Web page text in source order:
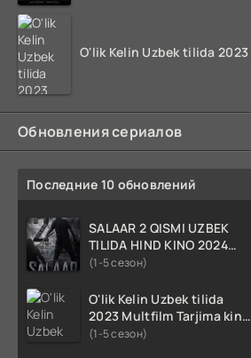
Обновления сериалов
Последние 10 обновлений
SALAAR 2 QISMI UZBEK
TILIDA HIND KINO 2024
TARJIMA 720p HD Skachat
(1-5 сезон)
O'lik Kelin Uzbek tilida
2023 Multfilm Tarjima kino
skachat
(1-5 сезон)